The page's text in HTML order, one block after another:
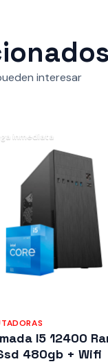
interesar
inmediata
I5 12400
480gb + Wifi